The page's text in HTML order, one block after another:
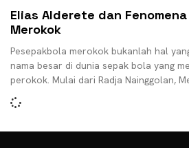
Elias Alderete dan
Merokok
Pesepakbola merokok bukanlah hal
nama besar di dunia sepak bola yang
perokok. Mulai dari Radja Nainggolan,